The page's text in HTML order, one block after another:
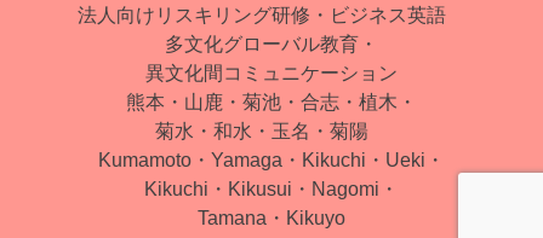
法人向けリスキリング研修・ビジネス英語
多文化グローバル教育・
異文化間コミュニケーション
熊本・山鹿・菊池・合志・植木・
菊水・和水・玉名・菊陽
Kumamoto・Yamaga・Kikuchi・Ueki・
Kikuchi・Kikusui・Nagomi・
Tamana・Kikuyo